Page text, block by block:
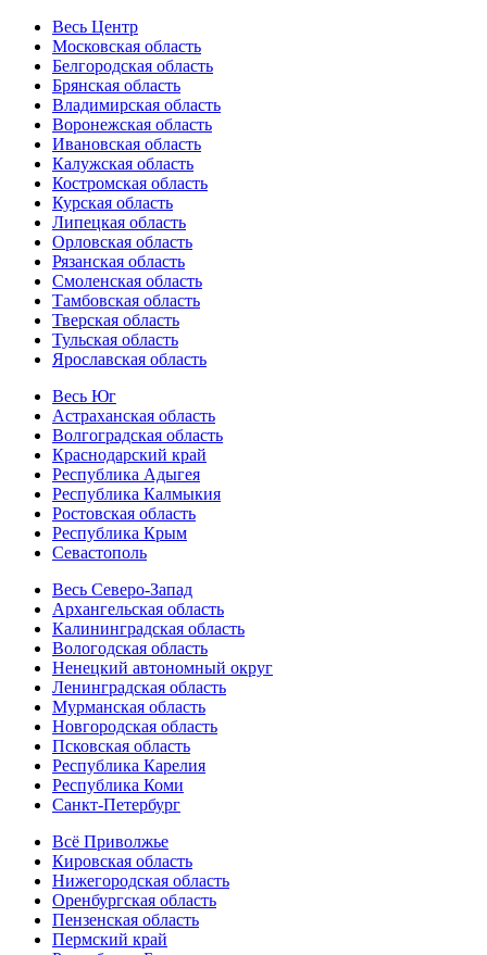
Весь Центр
Московская область
Белгородская область
Брянская область
Владимирская область
Воронежская область
Ивановская область
Калужская область
Костромская область
Курская область
Липецкая область
Орловская область
Рязанская область
Смоленская область
Тамбовская область
Тверская область
Тульская область
Ярославская область
Весь Юг
Астраханская область
Волгоградская область
Краснодарский край
Республика Адыгея
Республика Калмыкия
Ростовская область
Республика Крым
Севастополь
Весь Северо-Запад
Архангельская область
Калининградская область
Вологодская область
Ненецкий автономный округ
Ленинградская область
Мурманская область
Новгородская область
Псковская область
Республика Карелия
Республика Коми
Санкт-Петербург
Всё Приволжье
Кировская область
Нижегородская область
Оренбургская область
Пензенская область
Пермский край